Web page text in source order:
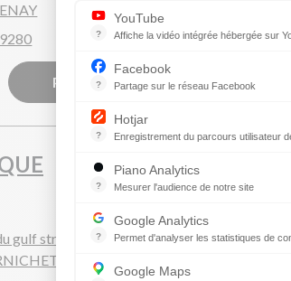
Prenez un rendez-vous
gulf stream
?
YouTube
Affiche la vidéo intégrée hébergée sur
?
Facebook
Partage sur le réseau Facebook
?
Hotjar
Enregistrement du parcours utilisateur
?
Piano Analytics
Mesurer l'audience de notre site
?
Google Analytics
Permet d'analyser les statistiques de
Google Maps